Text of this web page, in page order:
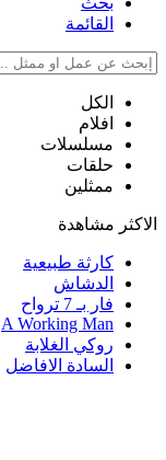
القائمة
الكل
افلام
مسلسلات
حلقات
ممثلين
الاكثر مشاهدة
كارثة طبيعية
الدشاش
فار بـ 7 ترواح
A Working Man
روكي الغلابة
السادة الافاضل